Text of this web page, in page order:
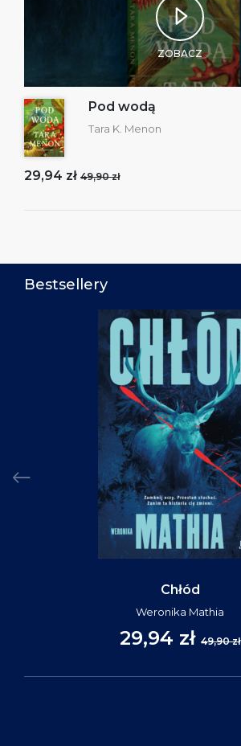
ZOBACZ
Pod wodą
Tara K. Menon
29,94 zł 49,90 zł
Bestsellery
Chłód
Weronika Mathia
29,94 zł 49,90 zł